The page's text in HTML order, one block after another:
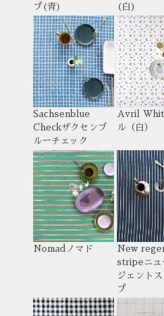
プ(青)
(白)
Sachsenblue
Checkザクセンブ
ルーチェック
Avril
ル（白）
Nomad ノマド
New
stripeニュ
ジェントス
プ